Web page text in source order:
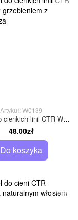
Artykuł: W0139
Pędzel do cienkich linii CTR W0139 z grzebieniem z grzywacza
48.00zł
Do koszyka